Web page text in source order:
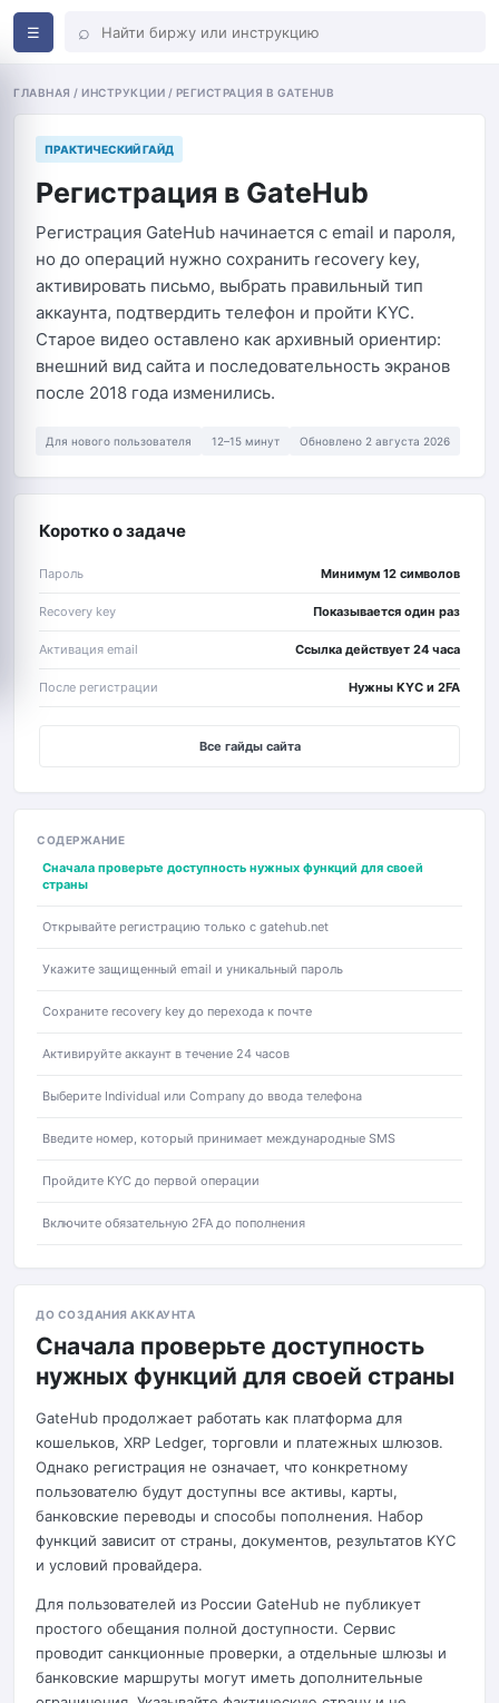
☰ ⌕
ГЛАВНАЯ / ИНСТРУКЦИИ / РЕГИСТРАЦИЯ В GATEHUB
ПРАКТИЧЕСКИЙ ГАЙД
Регистрация в GateHub
Регистрация GateHub начинается с email и пароля,
но до операций нужно сохранить recovery key,
активировать письмо, выбрать правильный тип
аккаунта, подтвердить телефон и пройти KYC.
Старое видео оставлено как архивный ориентир:
внешний вид сайта и последовательность экранов
после 2018 года изменились.
Для нового пользователя 12–15 минут Обновлено 2 августа 2026
Коротко о задаче
Пароль Минимум 12 символов
Recovery key Показывается один раз
Активация email Ссылка действует 24 часа
После регистрации Нужны KYC и 2FA
Все гайды сайта
СОДЕРЖАНИЕ
Сначала проверьте доступность нужных функций для своей
страны
Открывайте регистрацию только с gatehub.net
Укажите защищенный email и уникальный пароль
Сохраните recovery key до перехода к почте
Активируйте аккаунт в течение 24 часов
Выберите Individual или Company до ввода телефона
Введите номер, который принимает международные SMS
Пройдите KYC до первой операции
Включите обязательную 2FA до пополнения
ДО СОЗДАНИЯ АККАУНТА
Сначала проверьте доступность
нужных функций для своей страны
GateHub продолжает работать как платформа для
кошельков, XRP Ledger, торговли и платежных шлюзов.
Однако регистрация не означает, что конкретному
пользователю будут доступны все активы, карты,
банковские переводы и способы пополнения. Набор
функций зависит от страны, документов, результатов KYC
и условий провайдера.
Для пользователей из России GateHub не публикует
простого обещания полной доступности. Сервис
проводит санкционные проверки, а отдельные шлюзы и
банковские маршруты могут иметь дополнительные